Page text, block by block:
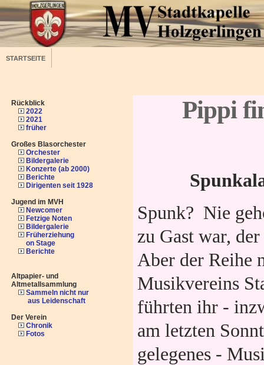
STARTSEITE
Rückblick
2022
2021
früher
Großes Blasorchester
Orchester
Bildergalerie
Konzerte (ab 2000)
Berichte
Dirigenten seit 1928
Jugend im MVH
Newcomer
Fetzige Noten
Bildergalerie
Früherziehung
on Stage
Berichte
Altpapier- und
Altmetallsammlung
Sammeln nicht nur
aus Leidenschaft
Der Verein
Chronik
Fotos
Pippi
Spunk? Nie
zu Gast war,
Aber der Reihe
Musikvereins
führten ihr -
am letzten
gelegenes -